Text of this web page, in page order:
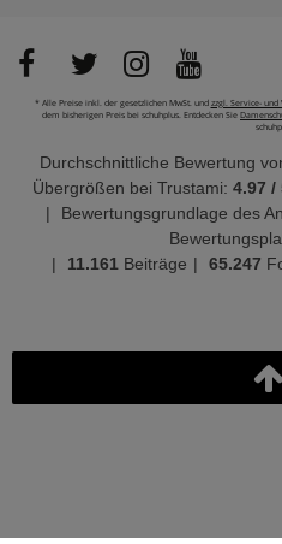
* Alle Preise inkl. der gesetzlichen MwSt. und zzgl. Service- und
dem bisherigen Preis bei schuhplus. Entdecken Sie
Durchschnittliche Bewertung
Übergrößen bei Trustami: 4.97 /
|
Bewertungsgrundlage des
|
11.161 Beiträge | 65.247